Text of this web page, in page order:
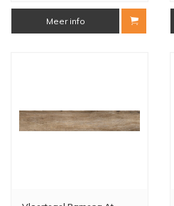
Meer info